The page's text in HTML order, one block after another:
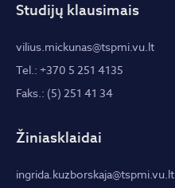
Studijų klausimais
vilius.mickunas@tspmi.vu.lt
Tel.: +370 5 251 4135
Faks.: (5) 251 41 34
Žiniasklaidai
ingrida.kuzborskaja@tspmi.vu.lt